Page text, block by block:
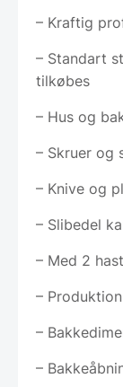
– Kraftig
– Standart
tilkøbes
– Hus og
– Skruer og
– Knive og
– Slibedel
– Med 2
–
–
–